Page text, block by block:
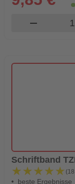
remove
Schriftband
★★★★★
★★★★★
beste Ergebnisse